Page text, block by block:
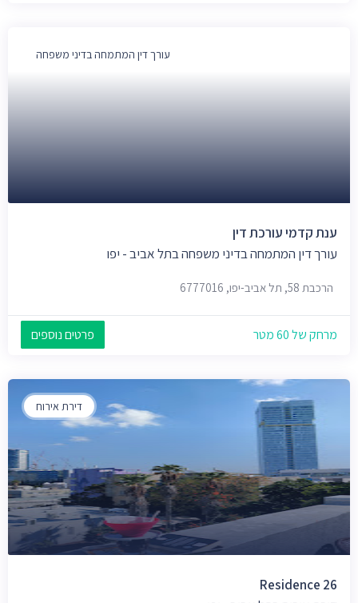
עורך דין המתמחה בדיני משפחה
ענת קדמי עורכת דין
עורך דין המתמחה בדיני משפחה בתל אביב - יפו
הרכבת 58, תל אביב-יפו, 6777016
מרחק של 60 מטר פרטים נוספים
דירת אירוח
Residence 26